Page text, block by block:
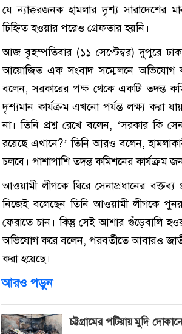
যে ন্যাক্করজনক হামলার দৃশ্য সারাদেশের
চিহ্নিত হওয়ার পরেও গ্রেফতার হয়নি।
আজ বৃহস্পতিবার (১১ সেপ্টেম্বর) দুপুরে
আয়োজিত এক সংবাদ সম্মেলনে অভিযোগ
বলেন, সরকারের পক্ষ থেকে একটি তদন্ত
দৃশ্যমান কার্যক্রম এখনো পর্যন্ত লক্ষ্য করা
না। তিনি প্রশ্ন রেখে বলেন, ‘সরকার কি
রয়েছে এখানে?’ তিনি আরও বলেন,
চলবে। পাশাপাশি তদন্ত কমিশনের কার্যক্রম
আওয়ামী লীগকে ঘিরে সেনাপ্রধানের
নিজেই বলেছেন তিনি আওয়ামী লীগকে
ফেরাতে চান। কিন্তু সেই আশার গুঁড়েবালি
অভিযোগ করে বলেন, পরবর্তীতে আবারও
করা হয়েছে।
আরও পড়ুন
চট্টগ্রামের পটিয়ায় মুদি